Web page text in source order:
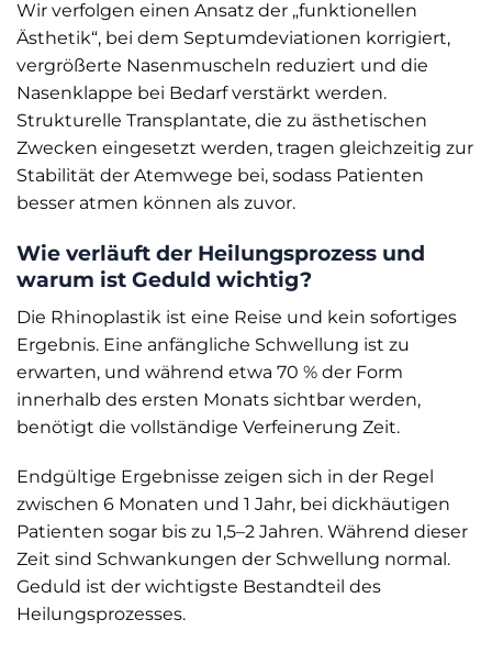
Wir verfolgen einen Ansatz der „funktionellen
Ästhetik“, bei dem Septumdeviationen korrigiert,
vergrößerte Nasenmuscheln reduziert und die
Nasenklappe bei Bedarf verstärkt werden.
Strukturelle Transplantate, die zu ästhetischen
Zwecken eingesetzt werden, tragen gleichzeitig zur
Stabilität der Atemwege bei, sodass Patienten
besser atmen können als zuvor.
Wie verläuft der Heilungsprozess und
warum ist Geduld wichtig?
Die Rhinoplastik ist eine Reise und kein sofortiges
Ergebnis. Eine anfängliche Schwellung ist zu
erwarten, und während etwa 70 % der Form
innerhalb des ersten Monats sichtbar werden,
benötigt die vollständige Verfeinerung Zeit.
Endgültige Ergebnisse zeigen sich in der Regel
zwischen 6 Monaten und 1 Jahr, bei dickhäutigen
Patienten sogar bis zu 1,5–2 Jahren. Während dieser
Zeit sind Schwankungen der Schwellung normal.
Geduld ist der wichtigste Bestandteil des
Heilungsprozesses.